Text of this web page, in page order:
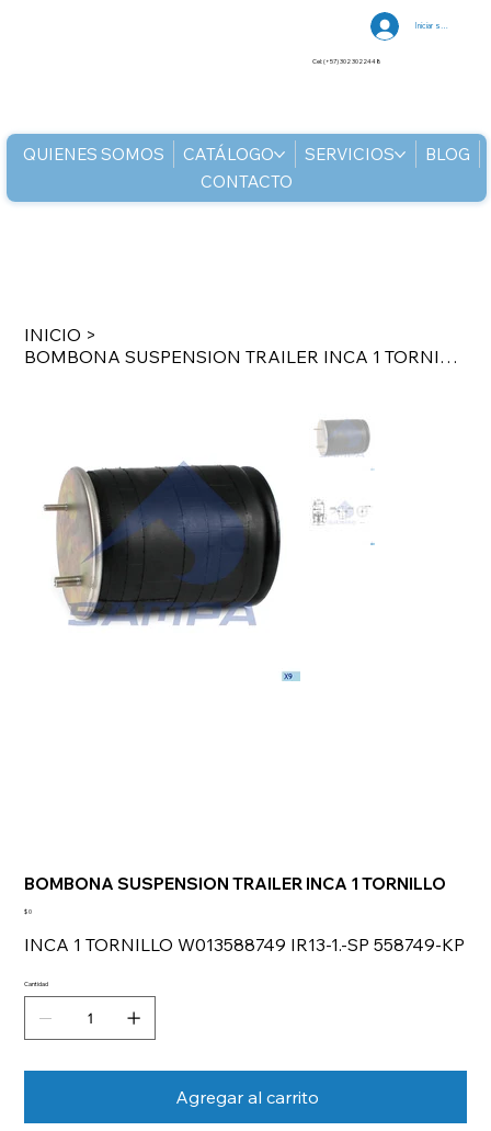
QUIENES SOMOS CATÁLOGO SERVICIOS
BLOG
CONTACTO
Iniciar sesión
Cel: (+57) 302 3022448
INICIO >
BOMBONA SUSPENSION TRAILER INCA 1 TORNILLO
BOMBONA SUSPENSION TRAILER INCA 1 TORNILLO
Precio
$ 0
INCA 1 TORNILLO W013588749 IR13-1.-SP 558749-KP
Cantidad
Agregar al carrito